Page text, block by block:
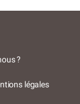
?
légales